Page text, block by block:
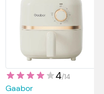
4/14
Gaabor